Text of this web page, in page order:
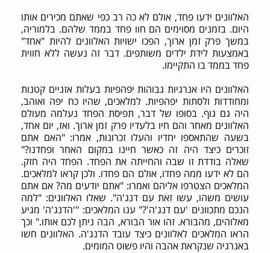
האלוונים ידעו פחד, אולם לא כה רב כפי שאתם מכירים אותו
היום. בזמנים מסוימים הם חוו פחד בממד שלהם. בלמוריה,
במשך פרק זמן ארוך, הפכו ישויות האלוונים להיות "אחד"
באמצעות לידת ילדים משותפים. דבר זה נעשה ללא חווית
פחד בממד בו התקיימו.
האלוונים היו אנרגיות גבוהות יפהפיות בעלות אזניים קטנות
ומחודדות ולסתות יפהפיות. למלאכים, שהיו כח יפה ואוהב,
היה גם גוף. בסופו של דבר, תפיסת הפחד נעלמה מעולם
האלוונים מאחר והם חיו בלעדיו פרק זמן ארוך. ואז, יום אחד,
בשעה שהתאספו יחדיו והעלו זכרונות, אמרו: "האם אתם
זוכרים כיצד היה זה כאשר חיינו במקום האחר ופחדנו?"
שאלה בודדת זו שבה והחייתה את הפחד. הפחד היה חזק.
הם לא ידעו ממה פחדו, אולם הם פחדו. ולכן קראו למלאכים.
המלאכים הצטרפו אליהם ואמרו: "אתם יודעים מה? אם אתם
עושים משהו, עשו זאת עם דנג'ה". שאלו האלוונים: "למה
הנכם מתכוונים 'עם דנג'ה'?" ענו המלאכים: "'הדנג'ה' מגיע
מאלוהים, מהבורא. זהו אור הבורא, הבה ניתן לכם אותו." וכך
הראו המלאכים לאלוונים כיצד עובד הדנג'ה. האלוונים חשו
באנרגיה שנקראת אהבה והיו פשוט המומים.